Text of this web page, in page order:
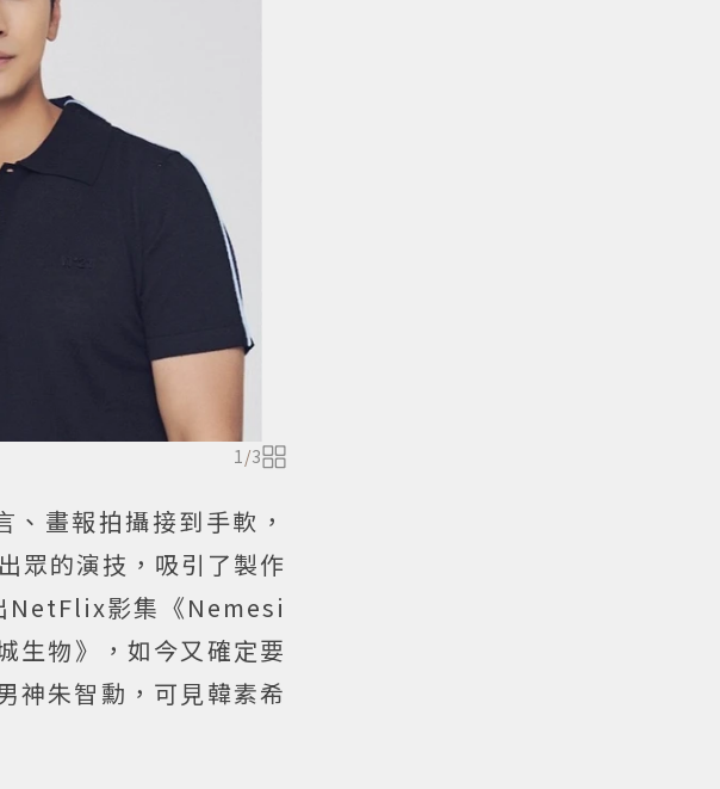
1/3
畫報拍攝接到手軟，
的演技，吸引了製作
NetFlix影集《Nemesi
生物》，如今又確定要
神朱智勳，可見韓素希